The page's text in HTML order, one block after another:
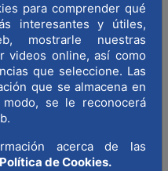
para comprender qué
interesantes y útiles,
mostrarle nuestras
videos online, así como
que seleccione. Las
que se almacena en
se le reconocerá
acerca de las
Política de Cookies.
de las
la inversión
CBRE